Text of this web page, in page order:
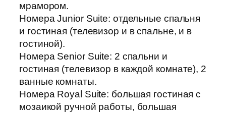
мрамором.
Номера Junior Suite: отдельные спальня
и гостиная (телевизор и в спальне, и в
гостиной).
Номера Senior Suite: 2 спальни и
гостиная (телевизор в каждой комнате), 2
ванные комнаты.
Номера Royal Suite: большая гостиная с
мозаикой ручной работы, большая